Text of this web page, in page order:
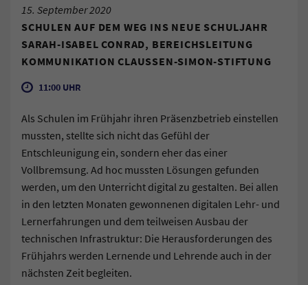
15. September 2020
SCHULEN AUF DEM WEG INS NEUE SCHULJAHR
SARAH-ISABEL CONRAD, BEREICHSLEITUNG
KOMMUNIKATION CLAUSSEN-SIMON-STIFTUNG
11:00 UHR
Als Schulen im Frühjahr ihren Präsenzbetrieb einstellen
mussten, stellte sich nicht das Gefühl der
Entschleunigung ein, sondern eher das einer
Vollbremsung. Ad hoc mussten Lösungen gefunden
werden, um den Unterricht digital zu gestalten. Bei allen
in den letzten Monaten gewonnenen digitalen Lehr- und
Lernerfahrungen und dem teilweisen Ausbau der
technischen Infrastruktur: Die Herausforderungen des
Frühjahrs werden Lernende und Lehrende auch in der
nächsten Zeit begleiten.